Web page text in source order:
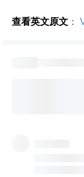
查看英文原文 ：